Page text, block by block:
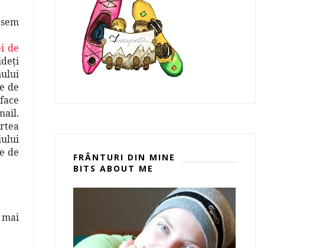
de
de
de
FRÂNTURI DIN MINE
BITS ABOUT ME